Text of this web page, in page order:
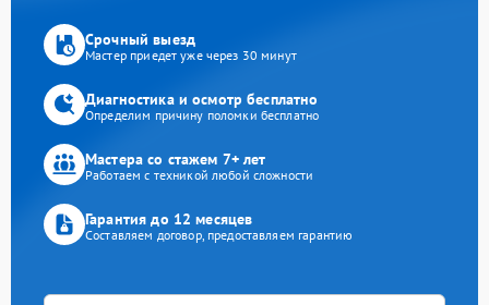
Срочный выезд
Мастер приедет уже через 30 минут
Диагностика и осмотр бесплатно
Определим причину поломки бесплатно
Мастера со стажем 7+ лет
Работаем с техникой любой сложности
Гарантия до 12 месяцев
Составляем договор, предоставляем гарантию